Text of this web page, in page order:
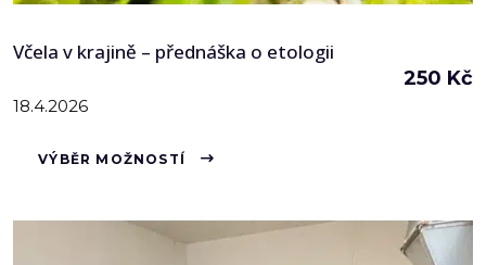
Včela v krajině – přednáška o etologii
250 Kč
18.4.2026
VÝBĚR MOŽNOSTÍ
více